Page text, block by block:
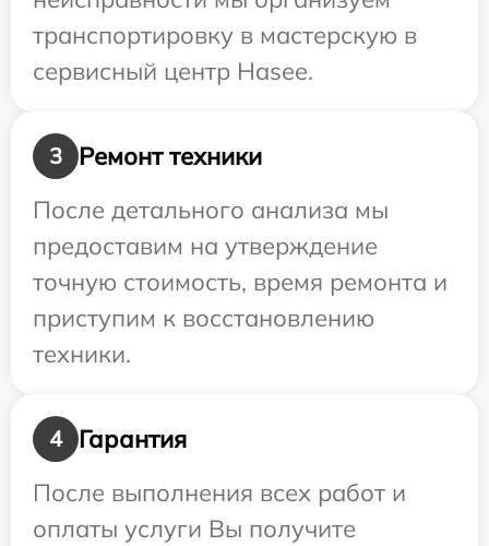
транспортировку в мастерскую в
сервисный центр Hasee.
3
Ремонт техники
После детального анализа мы
предоставим на утверждение
точную стоимость, время ремонта и
приступим к восстановлению
техники.
4
Гарантия
После выполнения всех работ и
оплаты услуги Вы получите